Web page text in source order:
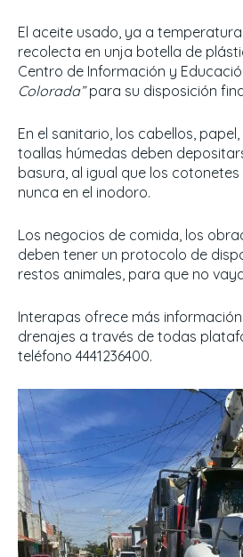
El aceite usado, ya a
recolecta en unja botella de
Centro de Información y
Colorada”para su disposición
En el sanitario, los cabellos,
toallas húmedas deben
basura, al igual que los
nunca en el inodoro.
Los negocios de comida, los
deben tener un protocolo de
restos animales, para que no
Interapas ofrece más
drenajes a través de todas
teléfono 4441236400.